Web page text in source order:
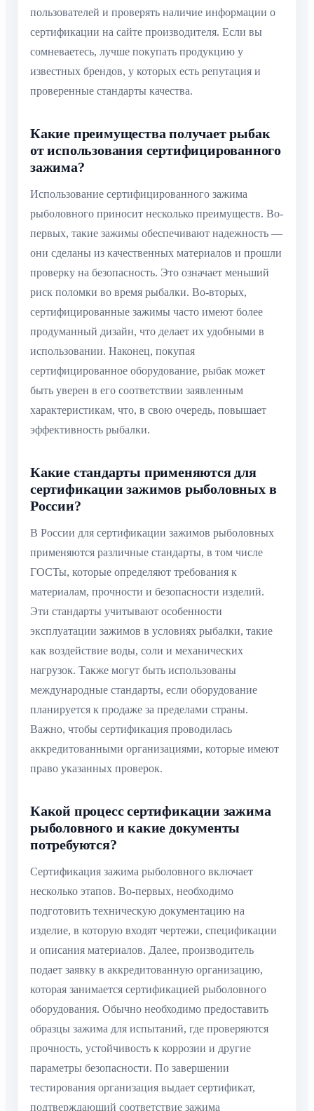
пользователей и проверять наличие информации о
сертификации на сайте производителя. Если вы
сомневаетесь, лучше покупать продукцию у
известных брендов, у которых есть репутация и
проверенные стандарты качества.
Какие преимущества получает рыбак
от использования сертифицированного
зажима?
Использование сертифицированного зажима
рыболовного приносит несколько преимуществ. Во-
первых, такие зажимы обеспечивают надежность —
они сделаны из качественных материалов и прошли
проверку на безопасность. Это означает меньший
риск поломки во время рыбалки. Во-вторых,
сертифицированные зажимы часто имеют более
продуманный дизайн, что делает их удобными в
использовании. Наконец, покупая
сертифицированное оборудование, рыбак может
быть уверен в его соответствии заявленным
характеристикам, что, в свою очередь, повышает
эффективность рыбалки.
Какие стандарты применяются для
сертификации зажимов рыболовных в
России?
В России для сертификации зажимов рыболовных
применяются различные стандарты, в том числе
ГОСТы, которые определяют требования к
материалам, прочности и безопасности изделий.
Эти стандарты учитывают особенности
эксплуатации зажимов в условиях рыбалки, такие
как воздействие воды, соли и механических
нагрузок. Также могут быть использованы
международные стандарты, если оборудование
планируется к продаже за пределами страны.
Важно, чтобы сертификация проводилась
аккредитованными организациями, которые имеют
право указанных проверок.
Какой процесс сертификации зажима
рыболовного и какие документы
потребуются?
Сертификация зажима рыболовного включает
несколько этапов. Во-первых, необходимо
подготовить техническую документацию на
изделие, в которую входят чертежи, спецификации
и описания материалов. Далее, производитель
подает заявку в аккредитованную организацию,
которая занимается сертификацией рыболовного
оборудования. Обычно необходимо предоставить
образцы зажима для испытаний, где проверяются
прочность, устойчивость к коррозии и другие
параметры безопасности. По завершении
тестирования организация выдает сертификат,
подтверждающий соответствие зажима